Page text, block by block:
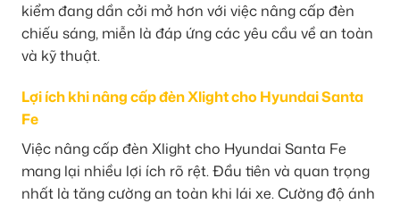
kiểm đang dần cởi mở hơn với việc nâng cấp đèn
chiếu sáng, miễn là đáp ứng các yêu cầu về an toàn
và kỹ thuật.
Lợi ích khi nâng cấp đèn Xlight cho Hyundai Santa
Fe
Việc nâng cấp đèn Xlight cho Hyundai Santa Fe
mang lại nhiều lợi ích rõ rệt. Đầu tiên và quan trọng
nhất là tăng cường an toàn khi lái xe. Cường độ ánh